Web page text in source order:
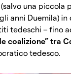
una piccola
anni Duemila)
tedeschi – fino
coalizione” tra
tedesco.